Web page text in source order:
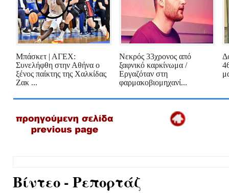
Μπάσκετ | ΑΓΕΧ:
Συνελήφθη στην Αθήνα ο
ξένος παίκτης της Χαλκίδας
Ζακ ...
Νεκρός 33χρονος από
ξαφνικό καρκίνωμα /
Εργαζόταν στη
φαρμακοβιομηχανί...
Βίντεο - Ρεπορτάζ